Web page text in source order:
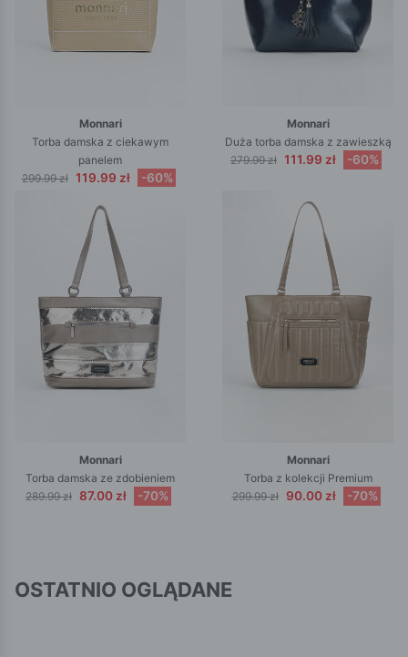
Monnari
Torba damska z ciekawym
panelem
299.99 zł 119.99 zł -60%
Monnari
Duża torba damska z zawieszką
279.99 zł 111.99 zł -60%
Monnari
Torba damska ze zdobieniem
289.99 zł 87.00 zł -70%
Monnari
Torba z kolekcji Premium
299.99 zł 90.00 zł -70%
OSTATNIO OGLĄDANE